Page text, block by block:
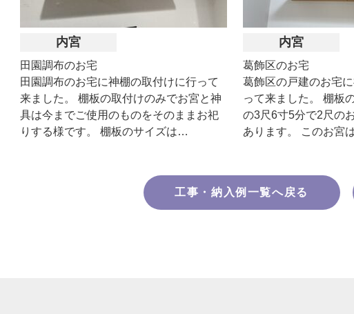
内宮
田園調布のお宅
田園調布のお宅に神棚の取付けに行って
来ました。 棚板の取付けのみでお宮と神
具は今までご使用のものをそのままお祀
りする様です。 棚板のサイズは…
内宮
葛飾区のお宅
葛飾区の戸建のお宅
って来ました。 棚板
の3尺6寸5分で2尺の
あります。 このお宮
工事・納入例一覧へ戻る